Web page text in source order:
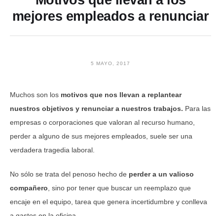
mejores empleados a renunciar
5 MAYO, 2017
Muchos son los motivos que nos llevan a replantear
nuestros objetivos y renunciar a nuestros trabajos. Para las
empresas o corporaciones que valoran al recurso humano,
perder a alguno de sus mejores empleados, suele ser una
verdadera tragedia laboral.
No sólo se trata del penoso hecho de perder a un valioso
compañero , sino por tener que buscar un reemplazo que
encaje en el equipo, tarea que genera incertidumbre y conlleva